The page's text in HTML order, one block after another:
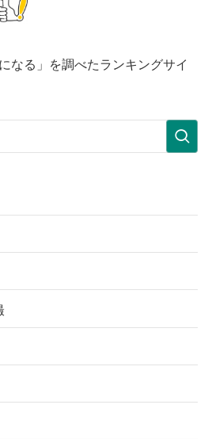
なる」を調べたランキングサイ